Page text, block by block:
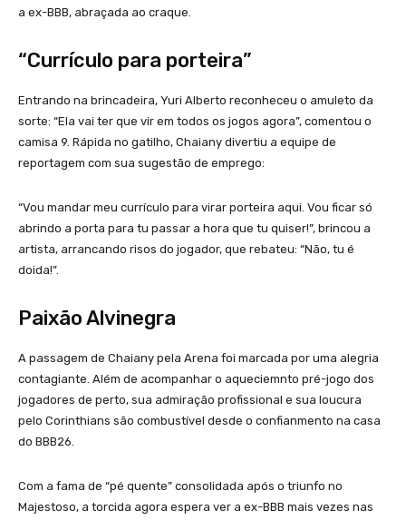
a ex-BBB, abraçada ao craque.
“Currículo para porteira”
Entrando na brincadeira, Yuri Alberto reconheceu o amuleto da
sorte: “Ela vai ter que vir em todos os jogos agora”, comentou o
camisa 9. Rápida no gatilho, Chaiany divertiu a equipe de
reportagem com sua sugestão de emprego:
“Vou mandar meu currículo para virar porteira aqui. Vou ficar só
abrindo a porta para tu passar a hora que tu quiser!”, brincou a
artista, arrancando risos do jogador, que rebateu: “Não, tu é
doida!”.
Paixão Alvinegra
A passagem de Chaiany pela Arena foi marcada por uma alegria
contagiante. Além de acompanhar o aqueciemnto pré-jogo dos
jogadores de perto, sua admiração profissional e sua loucura
pelo Corinthians são combustível desde o confianmento na casa
do BBB26.
Com a fama de “pé quente” consolidada após o triunfo no
Majestoso, a torcida agora espera ver a ex-BBB mais vezes nas